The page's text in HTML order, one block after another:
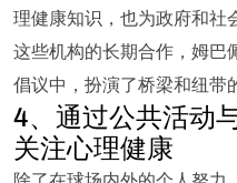
理健康知识，也为政府和社
这些机构的长期合作，姆巴
倡议中，扮演了桥梁和纽带
4、通过公共活动
关注心理健康